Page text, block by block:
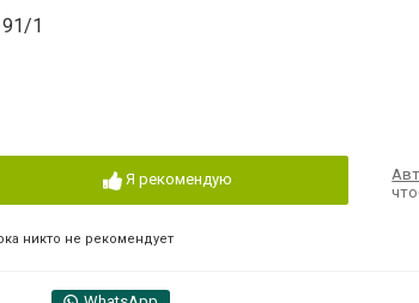
1
Я рекомендую
никто не рекомендует